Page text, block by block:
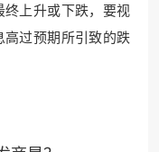
终上升或下跌，要视
高过预期所引致的跌